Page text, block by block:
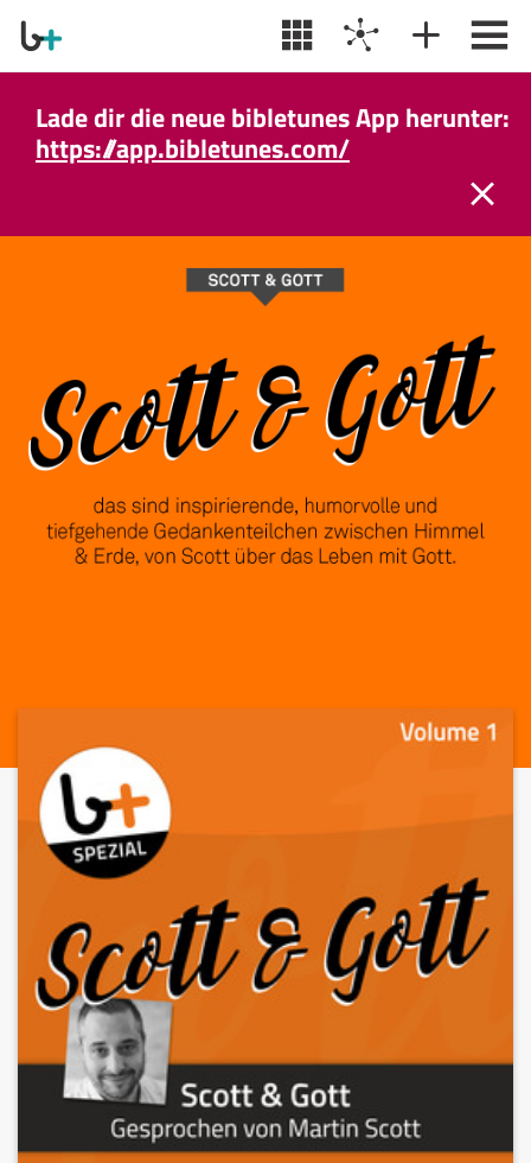
Lade dir die neue bibletunes App herunter:
https://app.bibletunes.com/